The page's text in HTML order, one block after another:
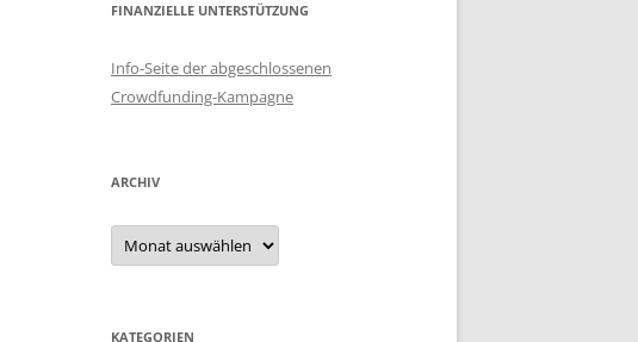
FINANZIELLE UNTERSTÜTZUNG
Info-Seite der abgeschlossenen
Crowdfunding-Kampagne
ARCHIV
Archiv
KATEGORIEN